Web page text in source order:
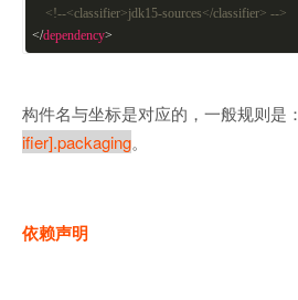
<!--<classifier>jdk15-sources</classifier> -->
</dependency>
构件名与坐标是对应的，一般规则是：
ifier].packaging。
依赖声明